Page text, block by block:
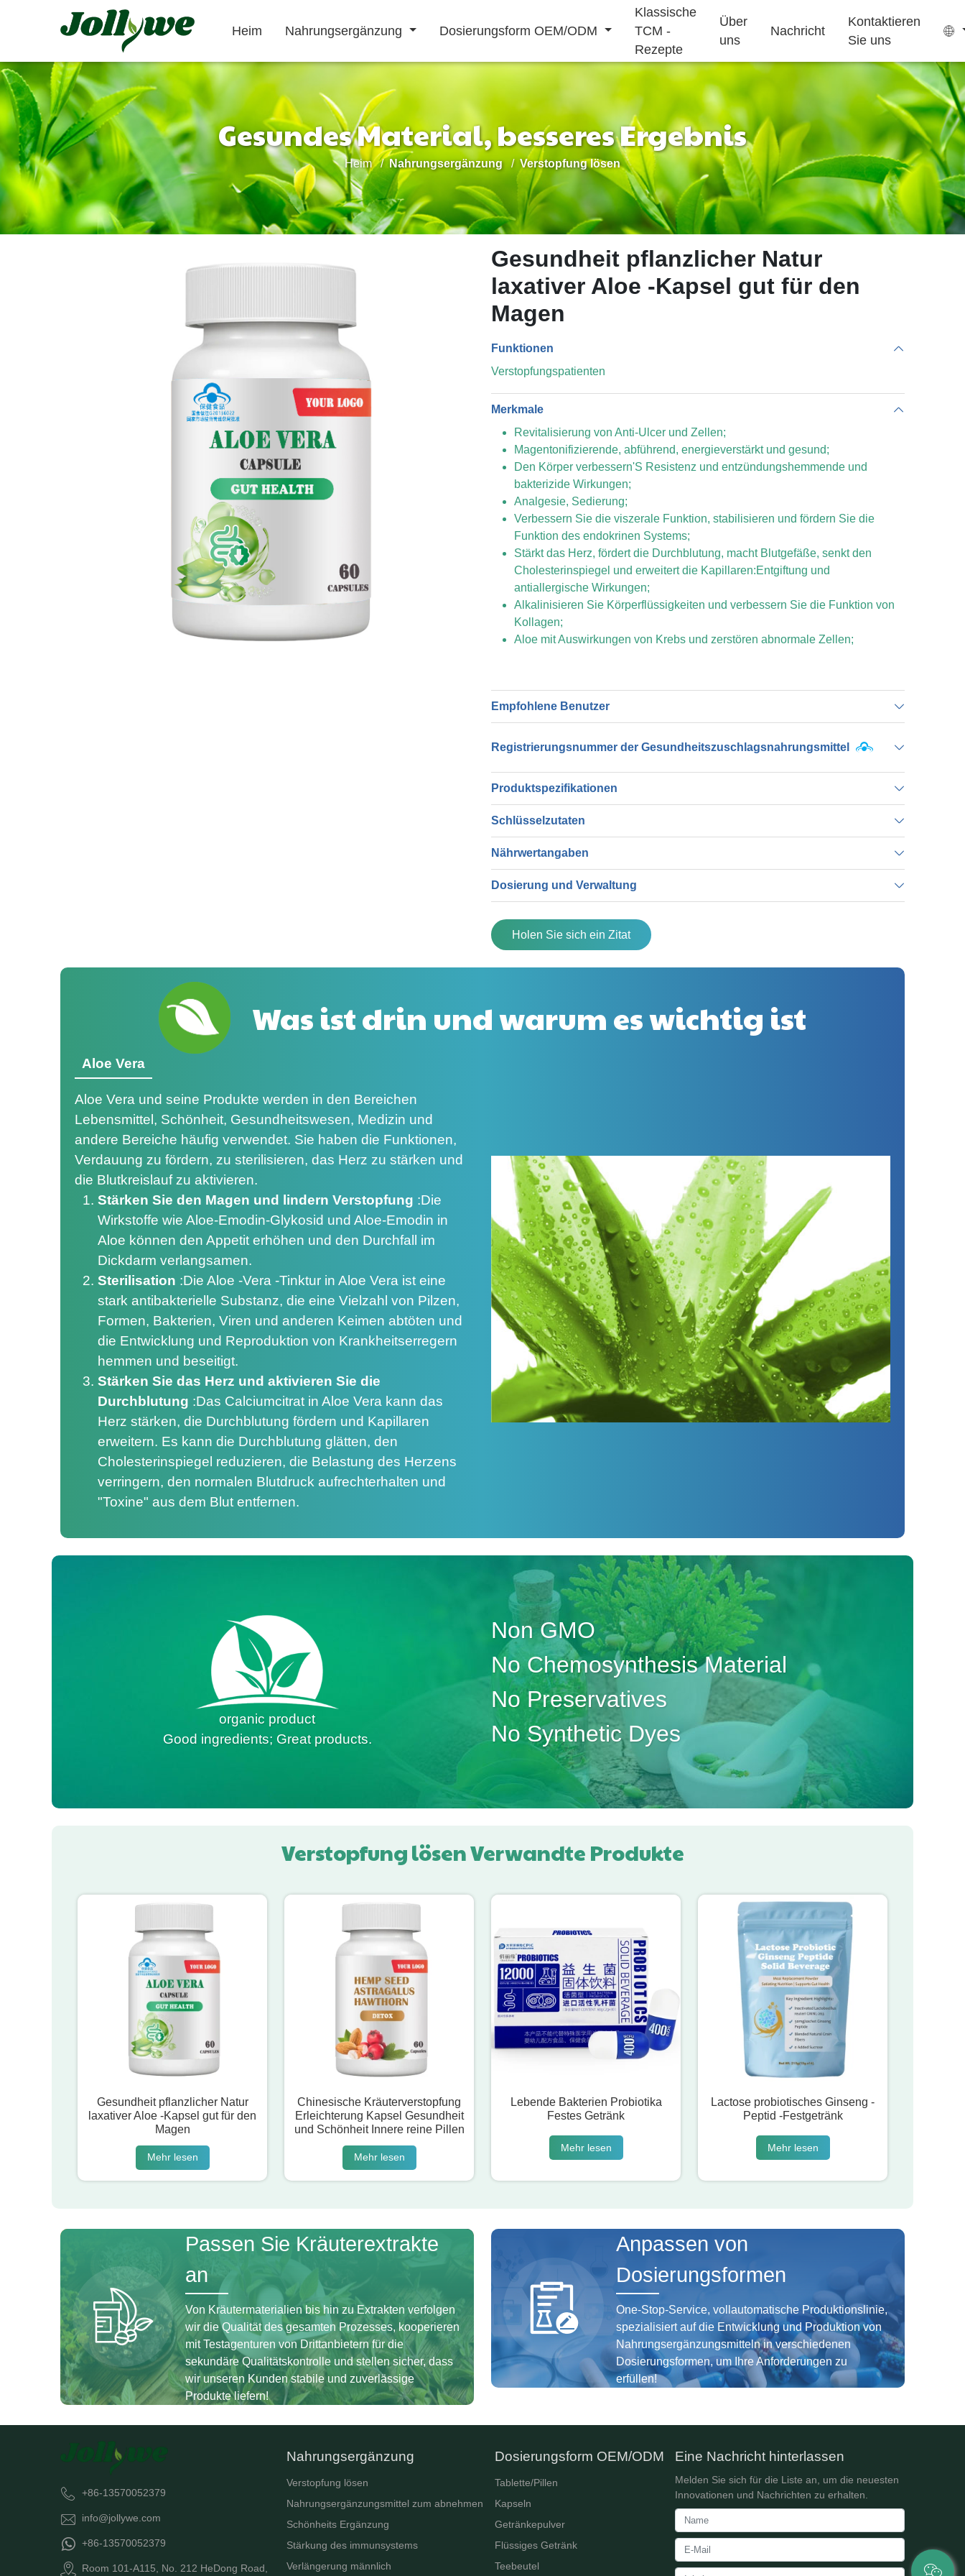
Heim Nahrungsergänzung Dosierungsform OEM/ODM
Klassische
TCM -
Rezepte
Über
uns
Nachricht
Kontaktieren
Sie uns
Verstopfung
lösen
Nahrungsergänzungsmittel
zum abnehmen
Schönheits
Ergänzung
Stärkung des
immunsystems
Verlängerung
männlich
Herz kreislauf
erkrankung
behandlung
Schlafmittel
pflanzlich
Wachstum
ergänzungsmittel
für kinder
Ejiao -Kuchen
Tablette/Pillen Kapseln Getränkepulver Flüssiges Getränk Teebeutel Gummibärchen
Gesundes Material, besseres Ergebnis
Heim Nahrungsergänzung Verstopfung lösen
Gesundheit pflanzlicher Natur
laxativer Aloe -Kapsel gut für den
Magen
Funktionen
Verstopfungspatienten
Merkmale
Revitalisierung von Anti-Ulcer und Zellen;
Magentonifizierende, abführend, energieverstärkt und gesund;
Den Körper verbessern'S Resistenz und entzündungshemmende und
bakterizide Wirkungen;
Analgesie, Sedierung;
Verbessern Sie die viszerale Funktion, stabilisieren und fördern Sie die
Funktion des endokrinen Systems;
Stärkt das Herz, fördert die Durchblutung, macht Blutgefäße, senkt den
Cholesterinspiegel und erweitert die Kapillaren:Entgiftung und
antiallergische Wirkungen;
Alkalinisieren Sie Körperflüssigkeiten und verbessern Sie die Funktion von
Kollagen;
Aloe mit Auswirkungen von Krebs und zerstören abnormale Zellen;
Empfohlene Benutzer
Registrierungsnummer der Gesundheitszuschlagsnahrungsmittel
Produktspezifikationen
Schlüsselzutaten
Nährwertangaben
Dosierung und Verwaltung
Holen Sie sich ein Zitat
Was ist drin und warum es wichtig ist
Aloe Vera
Aloe Vera und seine Produkte werden in den Bereichen
Lebensmittel, Schönheit, Gesundheitswesen, Medizin und
andere Bereiche häufig verwendet. Sie haben die Funktionen,
Verdauung zu fördern, zu sterilisieren, das Herz zu stärken und
die Blutkreislauf zu aktivieren.
Stärken Sie den Magen und lindern Verstopfung :Die
Wirkstoffe wie Aloe-Emodin-Glykosid und Aloe-Emodin in
Aloe können den Appetit erhöhen und den Durchfall im
Dickdarm verlangsamen.
Sterilisation :Die Aloe -Vera -Tinktur in Aloe Vera ist eine
stark antibakterielle Substanz, die eine Vielzahl von Pilzen,
Formen, Bakterien, Viren und anderen Keimen abtöten und
die Entwicklung und Reproduktion von Krankheitserregern
hemmen und beseitigt.
Stärken Sie das Herz und aktivieren Sie die
Durchblutung :Das Calciumcitrat in Aloe Vera kann das
Herz stärken, die Durchblutung fördern und Kapillaren
erweitern. Es kann die Durchblutung glätten, den
Cholesterinspiegel reduzieren, die Belastung des Herzens
verringern, den normalen Blutdruck aufrechterhalten und
"Toxine" aus dem Blut entfernen.
organic product
Good ingredients; Great products.
Non GMO
No Chemosynthesis Material
No Preservatives
No Synthetic Dyes
Verstopfung lösen Verwandte Produkte
Gesundheit pflanzlicher Natur
laxativer Aloe -Kapsel gut für den
Magen
Mehr lesen
Chinesische Kräuterverstopfung
Erleichterung Kapsel Gesundheit
und Schönheit Innere reine Pillen
Mehr lesen
Lebende Bakterien Probiotika
Festes Getränk
Mehr lesen
Lactose probiotisches Ginseng -
Peptid -Festgetränk
Mehr lesen
Passen Sie Kräuterextrakte
an
Von Kräutermaterialien bis hin zu Extrakten verfolgen
wir die Qualität des gesamten Prozesses, kooperieren
mit Testagenturen von Drittanbietern für die
sekundäre Qualitätskontrolle und stellen sicher, dass
wir unseren Kunden stabile und zuverlässige
Produkte liefern!
Anpassen von
Dosierungsformen
One-Stop-Service, vollautomatische Produktionslinie,
spezialisiert auf die Entwicklung und Produktion von
Nahrungsergänzungsmitteln in verschiedenen
Dosierungsformen, um Ihre Anforderungen zu
erfüllen!
+86-13570052379
info@jollywe.com
+86-13570052379
Room 101-A115, No. 212 HeDong Road,
Nahrungsergänzung
Verstopfung lösen
Nahrungsergänzungsmittel zum abnehmen
Schönheits Ergänzung
Stärkung des immunsystems
Verlängerung männlich
Dosierungsform OEM/ODM
Tablette/Pillen
Kapseln
Getränkepulver
Flüssiges Getränk
Teebeutel
Eine Nachricht hinterlassen
Melden Sie sich für die Liste an, um die neuesten
Innovationen und Nachrichten zu erhalten.